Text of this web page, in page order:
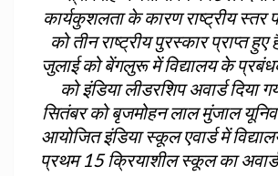
कार्यकुशलता के कारण राष्ट्रीय स्तर
को तीन राष्ट्रीय पुरस्कार प्राप्त
जुलाई को बेंगलुरू में विद्यालय के
को इंडिया लीडरशिप अवार्ड दिया
सितंबर को बृजमोहन लाल मुंजाल
आयोजित इंडिया स्कूल एवार्ड में
प्रथम 15 क्रियाशील स्कूल का अवार्ड